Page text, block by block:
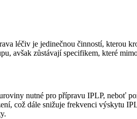
léčiv je jedinečnou činností, kterou
avšak zůstávají specifikem, které
nutné pro přípravu IPLP, neboť
což dále snižuje frekvenci výskytu